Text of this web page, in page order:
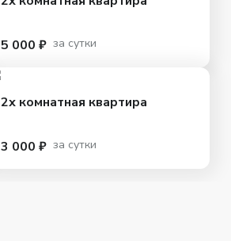
5 000 ₽ за сутки
2х комнатная квартира
3 000 ₽ за сутки